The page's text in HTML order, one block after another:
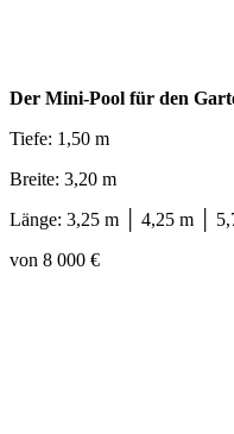
Der Mini-Pool für den
Tiefe: 1,50 m
Breite: 3,20 m
Länge: 3,25 m │ 4,25 m │
von 8 000 €